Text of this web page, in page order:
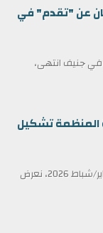
عن "تقدم" في
في جنيف انتهى،
المنظمة تشكيل
في عناوين الصحف ليوم الأربعاء الثامن عشر من فبراير/شباط 2026، نعرض